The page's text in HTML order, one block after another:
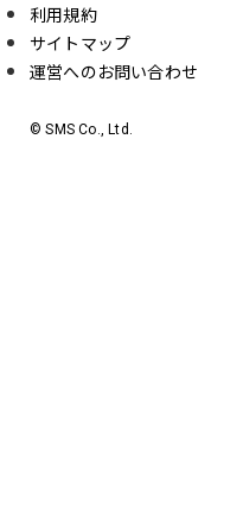
利用規約
サイトマップ
運営へのお問い合わせ
© SMS Co., Ltd.